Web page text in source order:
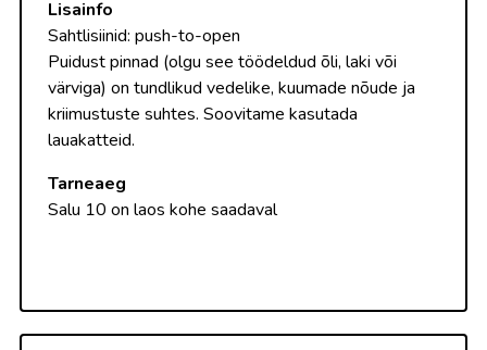
Lisainfo
Sahtlisiinid: push-to-open
Puidust pinnad (olgu see töödeldud õli, laki või
värviga) on tundlikud vedelike, kuumade nõude ja
kriimustuste suhtes. Soovitame kasutada
lauakatteid.
Tarneaeg
Salu 10 on laos kohe saadaval